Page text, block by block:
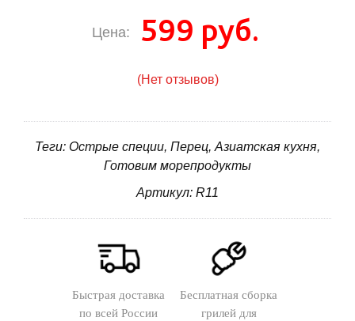
Цена: 599 руб.
(Нет отзывов)
Теги: Острые специи, Перец, Азиатская кухня,
Готовим морепродукты
Артикул: R11
Быстрая доставка
по всей России
Бесплатная сборка
грилей для